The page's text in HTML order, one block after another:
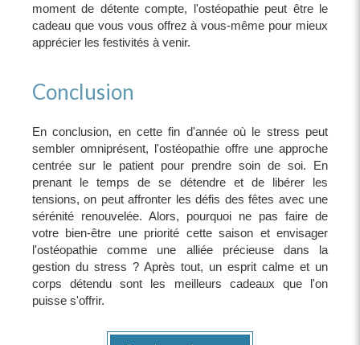
moment de détente compte, l'ostéopathie peut être le
cadeau que vous vous offrez à vous-même pour mieux
apprécier les festivités à venir.
Conclusion
En conclusion, en cette fin d'année où le stress peut
sembler omniprésent, l'ostéopathie offre une approche
centrée sur le patient pour prendre soin de soi. En
prenant le temps de se détendre et de libérer les
tensions, on peut affronter les défis des fêtes avec une
sérénité renouvelée. Alors, pourquoi ne pas faire de
votre bien-être une priorité cette saison et envisager
l'ostéopathie comme une alliée précieuse dans la
gestion du stress ? Après tout, un esprit calme et un
corps détendu sont les meilleurs cadeaux que l'on
puisse s'offrir.